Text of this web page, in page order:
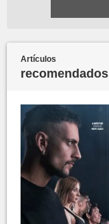
Artículos
recomendados